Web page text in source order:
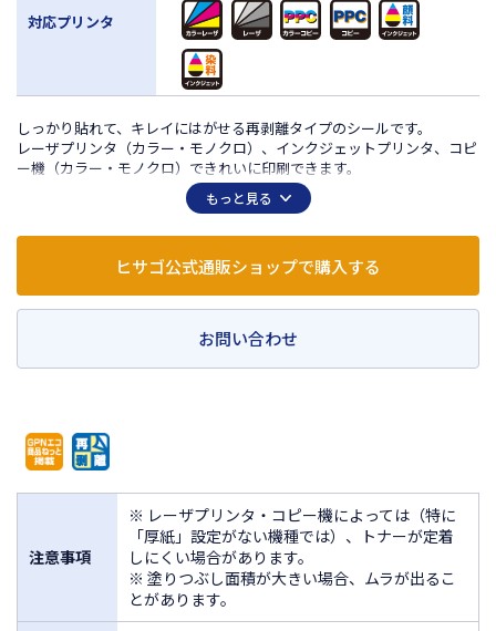
対応プリンタ
しっかり貼れて、キレイにはがせる再剥離タイプのシールです。
レーザプリンタ（カラー・モノクロ）、インクジェットプリンタ、コピ
ー機（カラー・モノクロ）できれいに印刷できます。
手軽に使える30シート入り。
バーコードラベル、管理ラベルなどに便利なサイズです。
段ボールの再利用やリサイクル時の分別も簡単です。
剥離紙（台紙）は樹脂ラミネート加工をしていませんので、そのまま雑
誌古紙としてリサイクルできます。
もっと見る
ヒサゴ公式通販ショップで購入する
お問い合わせ
注意事項
※ レーザプリンタ・コピー機によっては（特に
「厚紙」設定がない機種では）、トナーが定着
しにくい場合があります。
※ 塗りつぶし面積が大きい場合、ムラが出るこ
とがあります。